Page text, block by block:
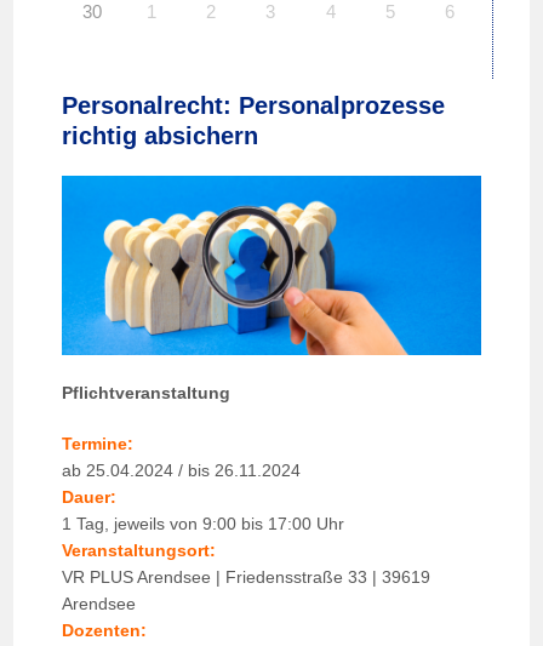
30 1 2 3 4 5 6
Personalrecht: Personalprozesse
richtig absichern
Pflichtveranstaltung
Termine:
ab 25.04.2024 / bis 26.11.2024
Dauer:
1 Tag, jeweils von 9:00 bis 17:00 Uhr
Veranstaltungsort:
VR PLUS Arendsee | Friedensstraße 33 | 39619
Arendsee
Dozenten: